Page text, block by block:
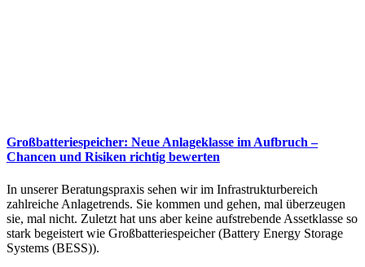
Großbatteriespeicher: Neue Anlageklasse im Aufbruch –
Chancen und Risiken richtig bewerten
In unserer Beratungspraxis sehen wir im Infrastrukturbereich
zahlreiche Anlagetrends. Sie kommen und gehen, mal überzeugen
sie, mal nicht. Zuletzt hat uns aber keine aufstrebende Assetklasse so
stark begeistert wie Großbatteriespeicher (Battery Energy Storage
Systems (BESS)).